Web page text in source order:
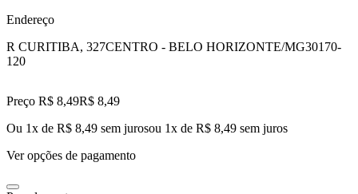
Endereço
R CURITIBA, 327CENTRO - BELO HORIZONTE/MG30170-
120
Preço R$ 8,49R$ 8,49
Ou 1x de R$ 8,49 sem jurosou 1x de R$ 8,49 sem juros
Ver opções de pagamento